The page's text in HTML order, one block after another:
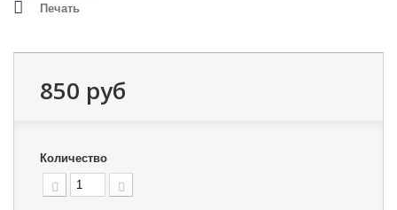
Печать
850 руб
Количество